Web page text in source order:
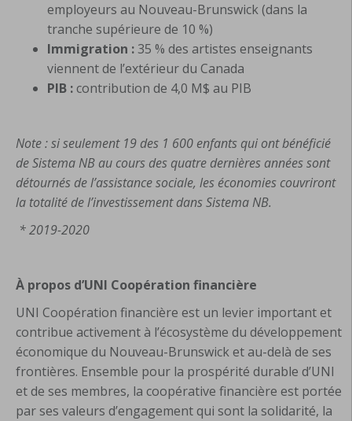
employeurs au Nouveau-Brunswick (dans la
tranche supérieure de 10 %)
Immigration :35 % des artistes enseignants
viennent de l’extérieur du Canada
PIB :contribution de 4,0 M$ au PIB
Note : si seulement 19 des 1 600 enfants qui ont bénéficié
de Sistema NB au cours des quatre dernières années sont
détournés de l’assistance sociale, les économies couvriront
la totalité de l’investissement dans Sistema NB.
* 2019-2020
À propos d’UNI Coopération financière
UNI Coopération financière est un levier important et
contribue activement à l’écosystème du développement
économique du Nouveau-Brunswick et au-delà de ses
frontières. Ensemble pour la prospérité durable d’UNI
et de ses membres, la coopérative financière est portée
par ses valeurs d’engagement qui sont la solidarité, la